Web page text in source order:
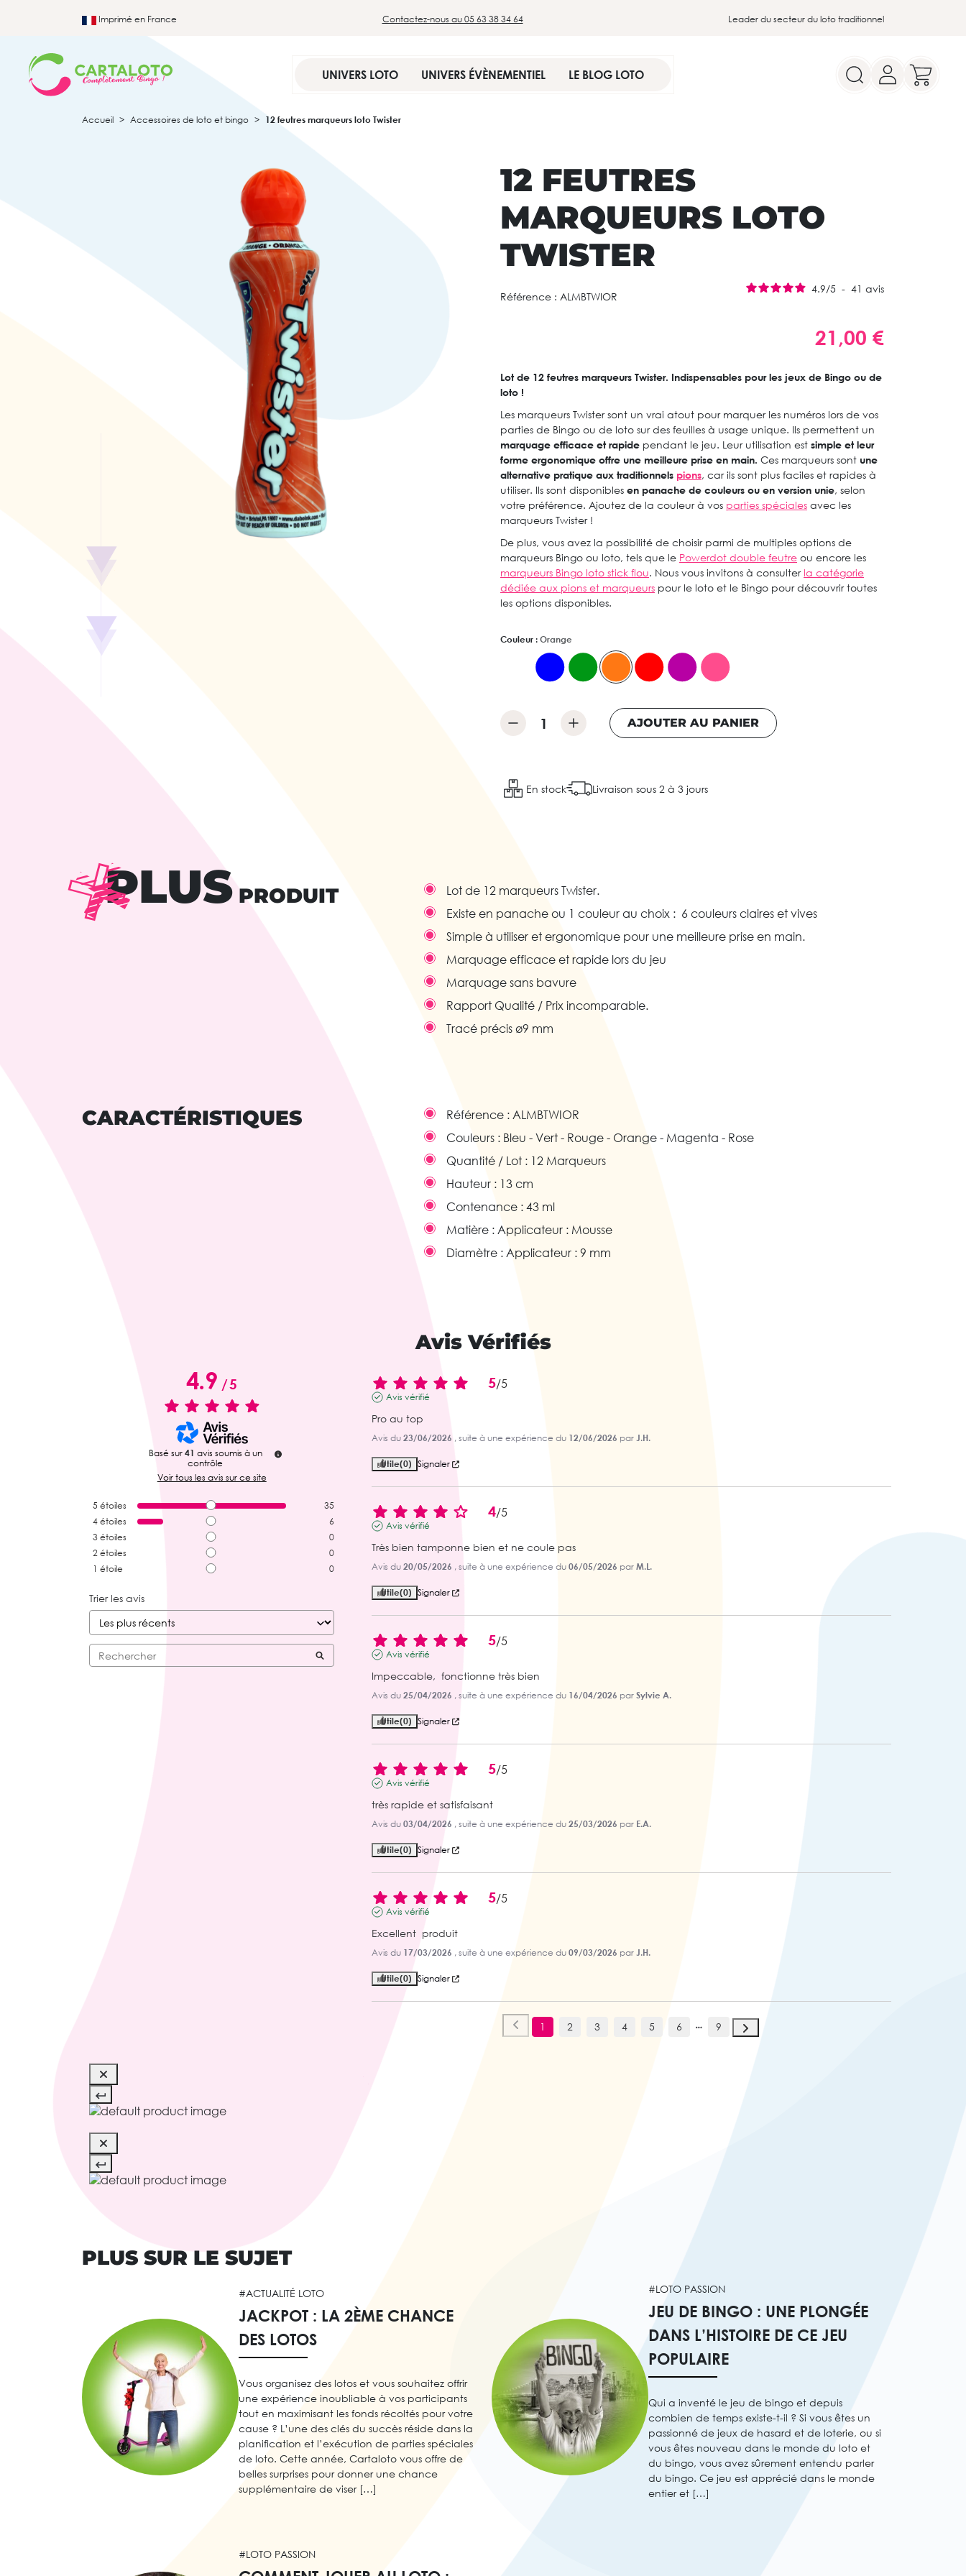
Imprimé en France Contactez-nous au 05 63 38 34 64 Leader du secteur du loto traditionnel
UNIVERS LOTO UNIVERS ÉVÈNEMENTIEL LE BLOG LOTO
Accueil Accessoires de loto et bingo 12 feutres marqueurs loto Twister
12 FEUTRES
MARQUEURS LOTO
TWISTER
Référence : ALMBTWIOR
4.9/5 - 41 avis
21,00 €
Lot de 12 feutres marqueurs Twister. Indispensables pour les jeux de Bingo ou de
loto !
Les marqueurs Twister sont un vrai atout pour marquer les numéros lors de vos
parties de Bingo ou de loto sur des feuilles à usage unique. Ils permettent un
marquage efficace et rapide pendant le jeu. Leur utilisation est simple et leur
forme ergonomique offre une meilleure prise en main. Ces marqueurs sont une
alternative pratique aux traditionnels pions, car ils sont plus faciles et rapides à
utiliser. Ils sont disponibles en panache de couleurs ou en version unie, selon
votre préférence. Ajoutez de la couleur à vos parties spéciales avec les
marqueurs Twister !
De plus, vous avez la possibilité de choisir parmi de multiples options de
marqueurs Bingo ou loto, tels que le Powerdot double feutre ou encore les
marqueurs Bingo loto stick flou. Nous vous invitons à consulter la catégorie
dédiée aux pions et marqueurs pour le loto et le Bingo pour découvrir toutes
les options disponibles.
Couleur : Orange
AJOUTER AU PANIER
En stock Livraison sous 2 à 3 jours
PLUS PRODUIT
Lot de 12 marqueurs Twister.
Existe en panache ou 1 couleur au choix : 6 couleurs claires et vives
Simple à utiliser et ergonomique pour une meilleure prise en main.
Marquage efficace et rapide lors du jeu
Marquage sans bavure
Rapport Qualité / Prix incomparable.
Tracé précis ø9 mm
CARACTÉRISTIQUES Référence : ALMBTWIOR
Couleurs : Bleu - Vert - Rouge - Orange - Magenta - Rose
Quantité / Lot : 12 Marqueurs
Hauteur : 13 cm
Contenance : 43 ml
Matière : Applicateur : Mousse
Diamètre : Applicateur : 9 mm
Avis Vérifiés
4.9/5
Basé sur 41 avis soumis à un
contrôle
Voir tous les avis sur ce site
5 étoiles
35
4 étoiles
6
3 étoiles
0
2 étoiles
0
1 étoile 0
Trier les avis
5/5
Avis vérifié
Pro au top
Avis du 23/06/2026 , suite à une expérience du 12/06/2026 par J.H.
Utile(0) Signaler
4/5
Avis vérifié
Très bien tamponne bien et ne coule pas
Avis du 20/05/2026 , suite à une expérience du 06/05/2026 par M.L.
Utile(0) Signaler
5/5
Avis vérifié
Impeccable,  fonctionne très bien
Avis du 25/04/2026 , suite à une expérience du 16/04/2026 par Sylvie A.
Utile(0) Signaler
5/5
Avis vérifié
très rapide et satisfaisant
Avis du 03/04/2026 , suite à une expérience du 25/03/2026 par E.A.
Utile(0) Signaler
5/5
Avis vérifié
Excellent  produit
Avis du 17/03/2026 , suite à une expérience du 09/03/2026 par J.H.
Utile(0) Signaler
1 2 3 4 5 6 9
PLUS SUR LE SUJET
#ACTUALITÉ LOTO
JACKPOT : LA 2ÈME CHANCE
DES LOTOS
Vous organisez des lotos et vous souhaitez offrir
une expérience inoubliable à vos participants
tout en maximisant les fonds récoltés pour votre
cause ? L’une des clés du succès réside dans la
planification et l’exécution de parties spéciales
de loto. Cette année, Cartaloto vous offre de
belles surprises pour donner une chance
supplémentaire de viser […]
#LOTO PASSION
JEU DE BINGO : UNE PLONGÉE
DANS L’HISTOIRE DE CE JEU
POPULAIRE
Qui a inventé le jeu de bingo et depuis
combien de temps existe-t-il ? Si vous êtes un
passionné de jeux de hasard et de loterie, ou si
vous êtes nouveau dans le monde du loto et
du bingo, vous avez sûrement entendu parler
du bingo. Ce jeu est apprécié dans le monde
entier et […]
#LOTO PASSION